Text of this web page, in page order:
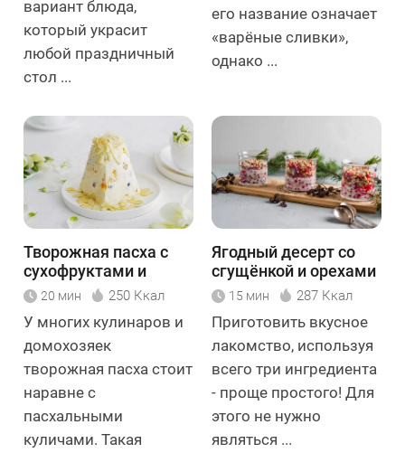
вариант блюда,
который украсит
любой праздничный
стол ...
его название означает
«варёные сливки»,
однако ...
Творожная пасха с
сухофруктами и
миндалём
20 мин 250 Ккал
У многих кулинаров и
домохозяек
творожная пасха стоит
наравне с
пасхальными
куличами. Такая
Ягодный десерт со
сгущёнкой и орехами
15 мин 287 Ккал
Приготовить вкусное
лакомство, используя
всего три ингредиента
- проще простого! Для
этого не нужно
являться ...